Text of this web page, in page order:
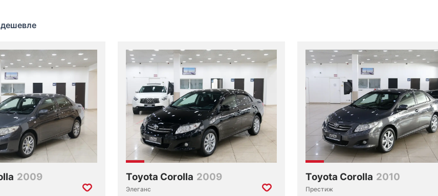
2009 Toyota Corolla 2009
Элеганс
Toyota Corolla 2010
Престиж